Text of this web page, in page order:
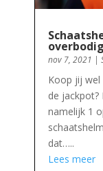
nov 7, 2021 |
Koop jij
de jackpot?
namelijk 1
dat…..
Lees meer